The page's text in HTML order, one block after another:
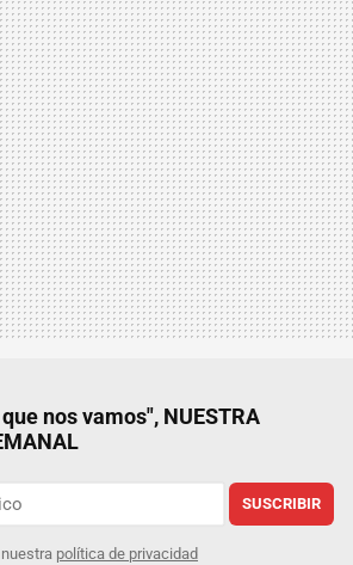
nos vamos", NUESTRA
SUSCRIBIR
política de privacidad